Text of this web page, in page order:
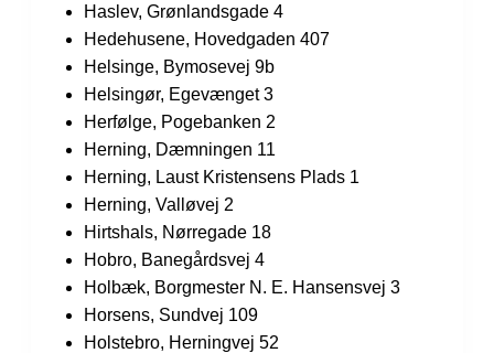
Haslev, Grønlandsgade 4
Hedehusene, Hovedgaden 407
Helsinge, Bymosevej 9b
Helsingør, Egevænget 3
Herfølge, Pogebanken 2
Herning, Dæmningen 11
Herning, Laust Kristensens Plads 1
Herning, Valløvej 2
Hirtshals, Nørregade 18
Hobro, Banegårdsvej 4
Holbæk, Borgmester N. E. Hansensvej 3
Horsens, Sundvej 109
Holstebro, Herningvej 52